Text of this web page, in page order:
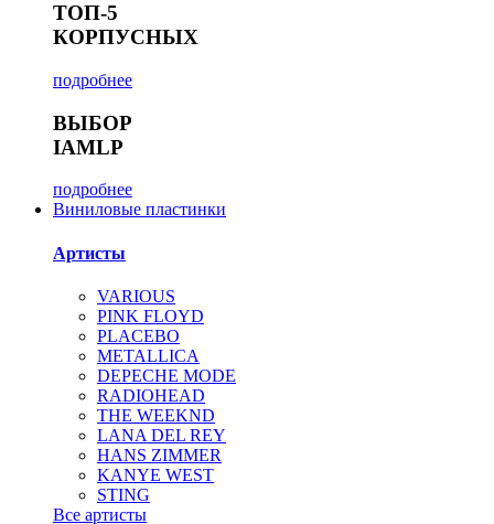
ТОП-5
КОРПУСНЫХ
подробнее
ВЫБОР
IAMLP
подробнее
Виниловые пластинки
Артисты
VARIOUS
PINK FLOYD
PLACEBO
METALLICA
DEPECHE MODE
RADIOHEAD
THE WEEKND
LANA DEL REY
HANS ZIMMER
KANYE WEST
STING
Все артисты